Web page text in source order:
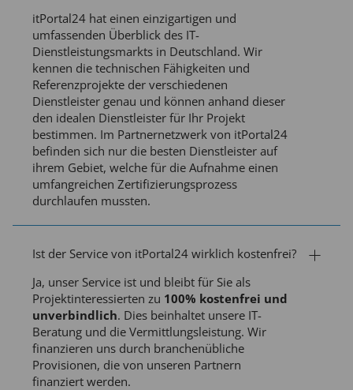
itPortal24 hat einen einzigartigen und
umfassenden Überblick des IT-
Dienstleistungsmarkts in Deutschland. Wir
kennen die technischen Fähigkeiten und
Referenzprojekte der verschiedenen
Dienstleister genau und können anhand dieser
den idealen Dienstleister für Ihr Projekt
bestimmen. Im Partnernetzwerk von itPortal24
befinden sich nur die besten Dienstleister auf
ihrem Gebiet, welche für die Aufnahme einen
umfangreichen Zertifizierungsprozess
durchlaufen mussten.
Ist der Service von itPortal24 wirklich kostenfrei?
Ja, unser Service ist und bleibt für Sie als
Projektinteressierten zu 100% kostenfrei und
unverbindlich. Dies beinhaltet unsere IT-
Beratung und die Vermittlungsleistung. Wir
finanzieren uns durch branchenübliche
Provisionen, die von unseren Partnern
finanziert werden.